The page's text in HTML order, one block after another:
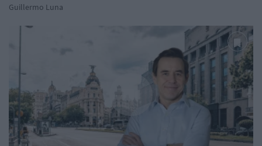
Guillermo Luna